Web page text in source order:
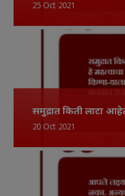
25 Oct 2021
समुद्रात किती लाटा
20 Oct 2021